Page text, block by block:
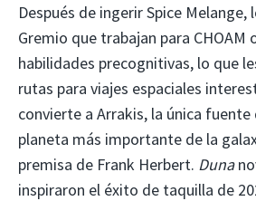
Después de ingerir Spice Melange,
Gremio que trabajan para CHOAM
habilidades precognitivas, lo que
rutas para viajes espaciales
convierte a Arrakis, la única fuente
planeta más importante de la
premisa de Frank Herbert. Duna
inspiraron el éxito de taquilla de